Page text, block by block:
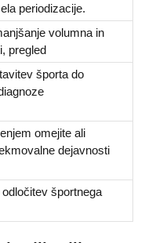
periodizacije.
volumna in
pregled
športa do
omejite ali
dejavnosti
športnega